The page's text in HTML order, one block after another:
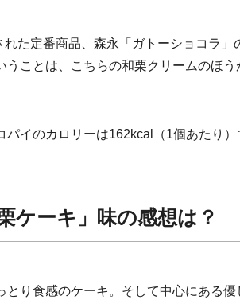
れた定番商品、森永「ガトーショコラ」
うことは、こちらの和栗クリームのほ
パイのカロリーは162kcal（1個あたり）
ケーキ」味の感想は？
とり食感のケーキ。そして中心にある